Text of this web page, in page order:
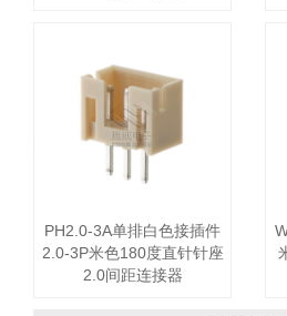
PH2.0-3A单排白色接插件
2.0-3P米色180度直针针座
2.0间距连接器